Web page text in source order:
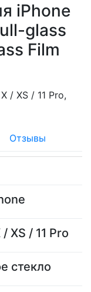
iPhone
glass
Film
/ XS / 11 Pro,
Отзывы
XS / 11 Pro
стекло